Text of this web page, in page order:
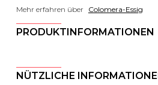
Mehr erfahren über Colomera-Essig
PRODUKTINFORMATIONEN
NÜTZLICHE